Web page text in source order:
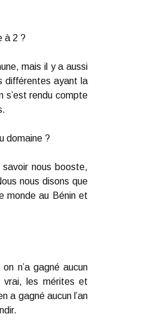
à 2 ?
mais il y a aussi
différentes ayant la
s’est rendu compte
domaine ?
nous booste,
nous disons que
monde au Bénin et
n’a gagné aucun
vrai, les mérites et
a gagné aucun l’an